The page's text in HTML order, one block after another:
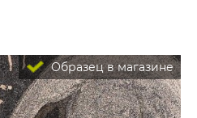
Образец в магазине